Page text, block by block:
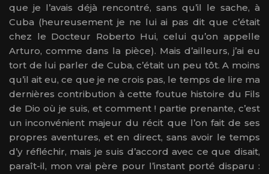
que je l’avais déjà rencontré, sans qu’il le sache, à
Cuba (heureusement je ne lui ai pas dit que c’était
chez le Docteur Roberto Hui, celui qu’on appelle
Arturo, comme dans la pièce). Mais d’ailleurs, j’ai eu
tort de lui parler de Cuba, c’était un peu tôt. A moins
qu’il ait eu, ce que je ne crois pas, le temps de lire ma
dernières contribution à cette foutue histoire du Fils
de Dio où je suis, et comment ! partie prenante, c’est
un inconvénient majeur du récit que l’on fait de ses
propres aventures, et en direct, sans avoir le temps
d’y réfléchir, mais je suis d’accord avec ce que disait,
paraît-il, mon vrai père pour l’instant porté disparu :